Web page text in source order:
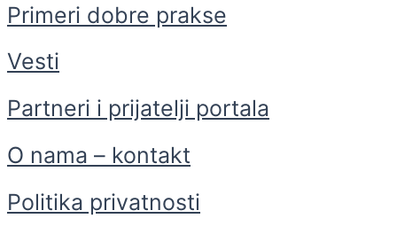
Primeri dobre prakse
Vesti
Partneri i prijatelji portala
O nama – kontakt
Politika privatnosti